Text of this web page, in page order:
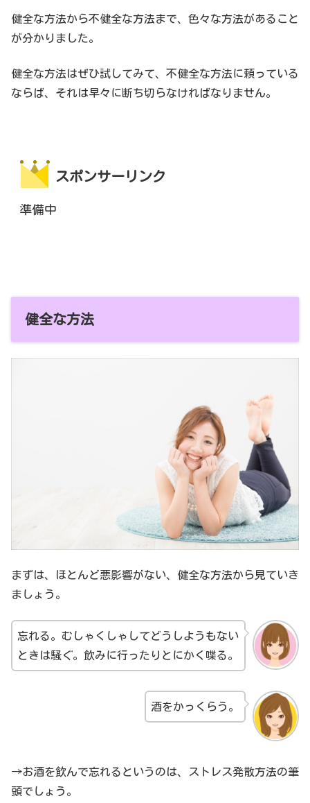
健全な方法から不健全な方法まで、色々な方法があること
が分かりました。
健全な方法はぜひ試してみて、不健全な方法に頼っている
ならば、それは早々に断ち切らなければなりません。
スポンサーリンク
準備中
健全な方法
まずは、ほとんど悪影響がない、健全な方法から見ていき
ましょう。
忘れる。むしゃくしゃしてどうしようもない
ときは騒ぐ。飲みに行ったりとにかく喋る。
酒をかっくらう。
→お酒を飲んで忘れるというのは、ストレス発散方法の筆
頭でしょう。